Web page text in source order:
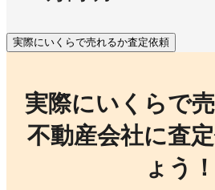
実際にいくらで売れるか査定依頼
実際にいくらで
不動産会社に査
ょう！